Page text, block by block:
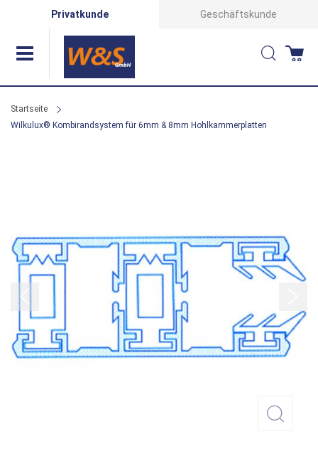
Privatkunde Geschäftskunde
Suche
Startseite
Wilkulux® Kombirandsystem für 6mm & 8mm Hohlkammerplatten
springen